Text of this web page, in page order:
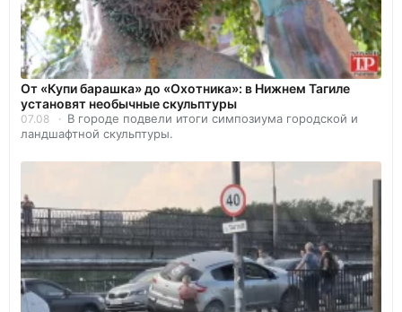
От «Купи барашка» до «Охотника»: в Нижнем Тагиле
установят необычные скульптуры
07.08
В городе подвели итоги симпозиума городской и
ландшафтной скульптуры.